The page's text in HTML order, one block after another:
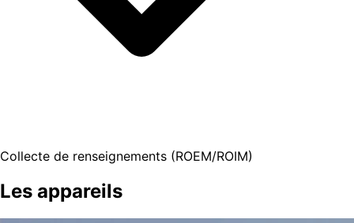
Collecte de renseignements (ROEM/ROIM)
Les appareils